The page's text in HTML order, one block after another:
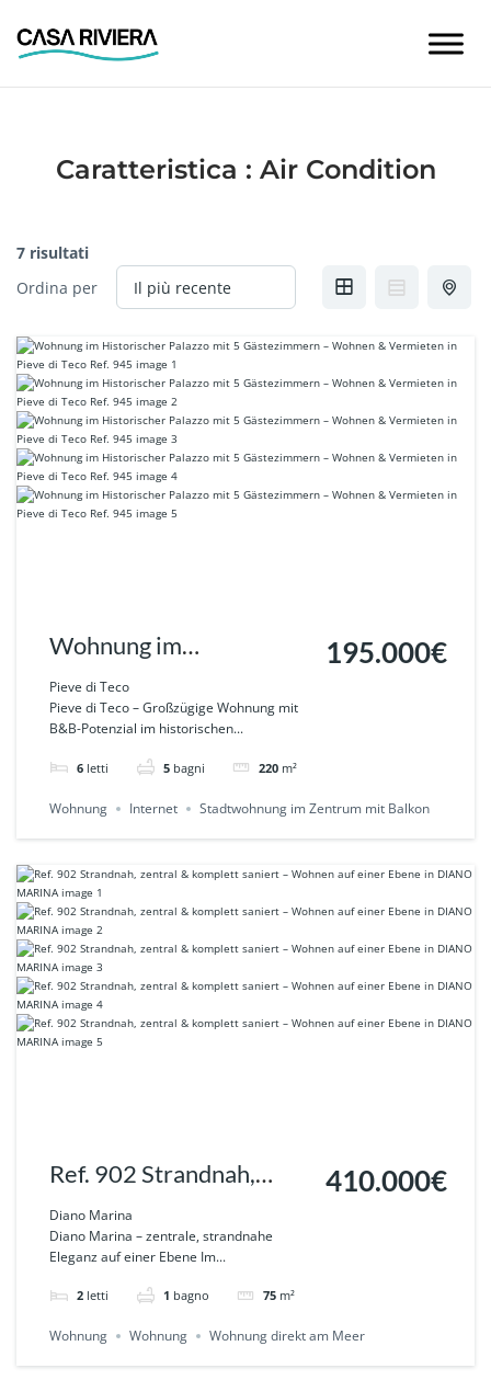
Caratteristica : Air Condition
7 risultati
Ordina per
Wohnung im
Historischer Palazzo mit
5 Gästezimmern –
Wohnen & Vermieten in
Pieve di Teco
Pieve di Teco – Großzügige Wohnung mit
B&B-Potenzial im historischen...
6 letti 5 bagni 220 m²
195.000€
Wohnung Internet Stadtwohnung im Zentrum mit Balkon
Ref. 902 Strandnah,
zentral & komplett
saniert – Wohnen auf
einer Ebene in DIANO
Diano Marina
Diano Marina – zentrale, strandnahe
Eleganz auf einer Ebene Im...
2 letti 1 bagno 75 m²
410.000€
Wohnung Wohnung Wohnung direkt am Meer